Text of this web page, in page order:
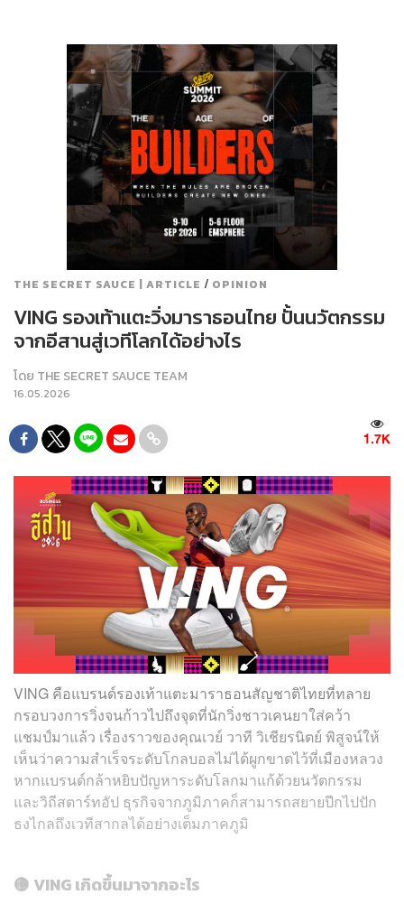
THE SECRET SAUCE | ARTICLE / OPINION
VING รองเท้าแตะวิ่งมาราธอนไทย ปั้นนวัตกรรม
จากอีสานสู่เวทีโลกได้อย่างไร
โดย THE SECRET SAUCE TEAM
16.05.2026
1.7K
VING คือแบรนด์รองเท้าแตะมาราธอนสัญชาติไทยที่ทลาย
กรอบวงการวิ่งจนก้าวไปถึงจุดที่นักวิ่งชาวเคนยาใส่คว้า
แชมป์มาแล้ว เรื่องราวของคุณเวย์ วาที วิเชียรนิตย์ พิสูจน์ให้
เห็นว่าความสำเร็จระดับโกลบอลไม่ได้ผูกขาดไว้ที่เมืองหลวง
หากแบรนด์กล้าหยิบปัญหาระดับโลกมาแก้ด้วยนวัตกรรม
และวิถีสตาร์ทอัป ธุรกิจจากภูมิภาคก็สามารถสยายปีกไปปัก
ธงไกลถึงเวทีสากลได้อย่างเต็มภาคภูมิ
🟡 VING เกิดขึ้นมาจากอะไร